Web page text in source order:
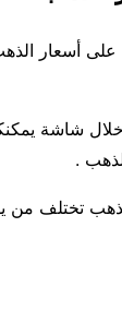
أسعار
شاشة
.
تختلف من